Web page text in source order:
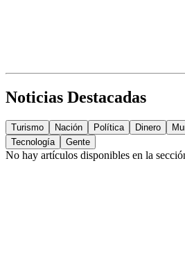
Noticias Destacadas
Turismo Nación Política Dinero
Tecnología
Gente
No hay artículos disponibles en la